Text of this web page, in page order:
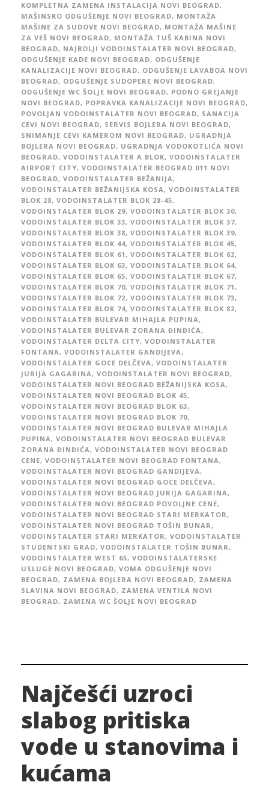
KOMPLETNA ZAMENA INSTALACIJA NOVI BEOGRAD,
MAŠINSKO ODGUŠENJE NOVI BEOGRAD, MONTAŽA
MAŠINE ZA SUDOVE NOVI BEOGRAD, MONTAŽA MAŠINE
ZA VEŠ NOVI BEOGRAD, MONTAŽA TUŠ KABINA NOVI
BEOGRAD, NAJBOLJI VODOINSTALATER NOVI BEOGRAD,
ODGUŠENJE KADE NOVI BEOGRAD, ODGUŠENJE
KANALIZACIJE NOVI BEOGRAD, ODGUŠENJE LAVABOA NOVI
BEOGRAD, ODGUŠENJE SUDOPERE NOVI BEOGRAD,
ODGUŠENJE WC ŠOLJE NOVI BEOGRAD, PODNO GREJANJE
NOVI BEOGRAD, POPRAVKA KANALIZACIJE NOVI BEOGRAD,
POVOLJAN VODOINSTALATER NOVI BEOGRAD, SANACIJA
CEVI NOVI BEOGRAD, SERVIS BOJLERA NOVI BEOGRAD,
SNIMANJE CEVI KAMEROM NOVI BEOGRAD, UGRADNJA
BOJLERA NOVI BEOGRAD, UGRADNJA VODOKOTLIĆA NOVI
BEOGRAD, VODOINSTALATER A BLOK, VODOINSTALATER
AIRPORT CITY, VODOINSTALATER BEOGRAD 011 NOVI
BEOGRAD, VODOINSTALATER BEŽANIJA,
VODOINSTALATER BEŽANIJSKA KOSA, VODOINSTALATER
BLOK 28, VODOINSTALATER BLOK 28-45,
VODOINSTALATER BLOK 29, VODOINSTALATER BLOK 30,
VODOINSTALATER BLOK 33, VODOINSTALATER BLOK 37,
VODOINSTALATER BLOK 38, VODOINSTALATER BLOK 39,
VODOINSTALATER BLOK 44, VODOINSTALATER BLOK 45,
VODOINSTALATER BLOK 61, VODOINSTALATER BLOK 62,
VODOINSTALATER BLOK 63, VODOINSTALATER BLOK 64,
VODOINSTALATER BLOK 65, VODOINSTALATER BLOK 67,
VODOINSTALATER BLOK 70, VODOINSTALATER BLOK 71,
VODOINSTALATER BLOK 72, VODOINSTALATER BLOK 73,
VODOINSTALATER BLOK 74, VODOINSTALATER BLOK 82,
VODOINSTALATER BULEVAR MIHAJLA PUPINA,
VODOINSTALATER BULEVAR ZORANA ĐINĐIĆA,
VODOINSTALATER DELTA CITY, VODOINSTALATER
FONTANA, VODOINSTALATER GANDIJEVA,
VODOINSTALATER GOCE DELČEVA, VODOINSTALATER
JURIJA GAGARINA, VODOINSTALATER NOVI BEOGRAD,
VODOINSTALATER NOVI BEOGRAD BEŽANIJSKA KOSA,
VODOINSTALATER NOVI BEOGRAD BLOK 45,
VODOINSTALATER NOVI BEOGRAD BLOK 63,
VODOINSTALATER NOVI BEOGRAD BLOK 70,
VODOINSTALATER NOVI BEOGRAD BULEVAR MIHAJLA
PUPINA, VODOINSTALATER NOVI BEOGRAD BULEVAR
ZORANA ĐINĐIĆA, VODOINSTALATER NOVI BEOGRAD
CENE, VODOINSTALATER NOVI BEOGRAD FONTANA,
VODOINSTALATER NOVI BEOGRAD GANDIJEVA,
VODOINSTALATER NOVI BEOGRAD GOCE DELČEVA,
VODOINSTALATER NOVI BEOGRAD JURIJA GAGARINA,
VODOINSTALATER NOVI BEOGRAD POVOLJNE CENE,
VODOINSTALATER NOVI BEOGRAD STARI MERKATOR,
VODOINSTALATER NOVI BEOGRAD TOŠIN BUNAR,
VODOINSTALATER STARI MERKATOR, VODOINSTALATER
STUDENTSKI GRAD, VODOINSTALATER TOŠIN BUNAR,
VODOINSTALATER WEST 65, VODOINSTALATERSKE
USLUGE NOVI BEOGRAD, VOMA ODGUŠENJE NOVI
BEOGRAD, ZAMENA BOJLERA NOVI BEOGRAD, ZAMENA
SLAVINA NOVI BEOGRAD, ZAMENA VENTILA NOVI
BEOGRAD, ZAMENA WC ŠOLJE NOVI BEOGRAD
Najčešći uzroci
slabog pritiska
vode u stanovima i
kućama